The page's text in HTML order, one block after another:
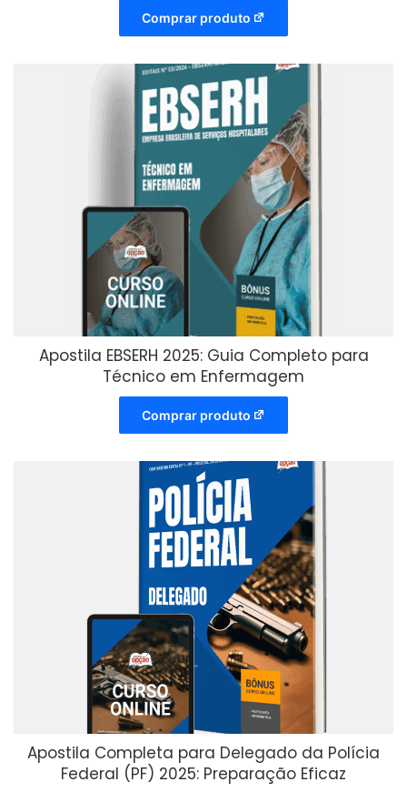
Comprar produto
Apostila EBSERH 2025: Guia Completo para
Técnico em Enfermagem
Comprar produto
Apostila Completa para Delegado da Polícia
Federal (PF) 2025: Preparação Eficaz